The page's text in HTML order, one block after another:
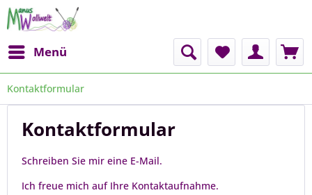
Menü
Kontaktformular
Kontaktformular
Schreiben Sie mir eine E-Mail.
Ich freue mich auf Ihre Kontaktaufnahme.